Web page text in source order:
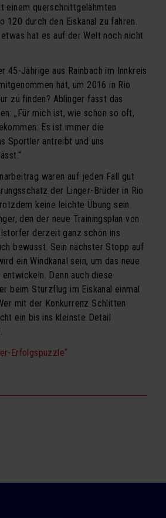
einem querschnittgelähmten
120 durch den Eiskanal zu fahren.
hat es auf der Welt noch nicht
45-Jährige aus Rainbach im Innkreis
hat, um 2016 in Rio
zu finden? Ablinger fasst das
„Für mich ist, wie schon so oft,
Es ist immer die
Sportler antreibt und uns
waren auf jeden Fall gut
der Linger-Brüder in Rio
keine leichte Übung sein.
den der neue Trainingsplan von
derzeit ganz schön ins
bewusst. Sein nächster Stopp auf
ein Windkanal sein, um das neue
entwickeln. Denn auch diese
beim Sturzflug im Eiskanal einmal
mit der Konkurrenz Schlitten
ein bis ins kleinste Detail
Erfolgspuzzle“